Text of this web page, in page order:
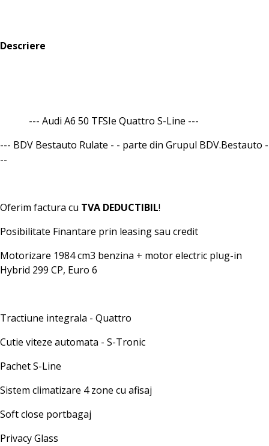
Descriere
--- Audi A6 50 TFSIe Quattro S-Line ---
--- BDV Bestauto Rulate - - parte din Grupul BDV.Bestauto -
--
Oferim factura cu TVA DEDUCTIBIL!
Posibilitate Finantare prin leasing sau credit
Motorizare 1984 cm3 benzina + motor electric plug-in
Hybrid 299 CP, Euro 6
Tractiune integrala - Quattro
Cutie viteze automata - S-Tronic
Pachet S-Line
Sistem climatizare 4 zone cu afisaj
Soft close portbagaj
Privacy Glass